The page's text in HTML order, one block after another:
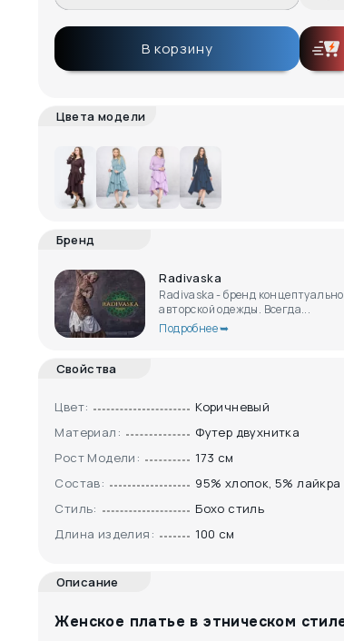
В корзину
Цвета модели
Бренд
Radivaska
Radivaska - бренд
авторской одежды. Всегда...
Подробнее ➥
Свойства
Цвет:
Коричневый
Материал:
Футер двухнитка
Рост Модели:
173 см
Состав:
95% хлопок, 5% лайкра
Стиль:
Бохо стиль
Длина изделия:
100 см
Описание
Женское платье в этническом